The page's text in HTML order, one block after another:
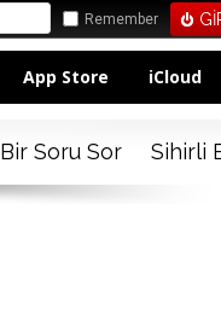
Remember
App Store iCloud
Bir Soru Sor Sihirli